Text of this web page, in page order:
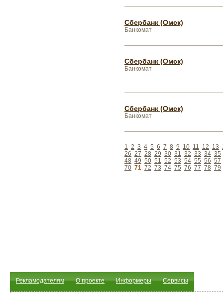
Сбербанк (Омск)
Банкомат
Сбербанк (Омск)
Банкомат
Сбербанк (Омск)
Банкомат
1 2 3 4 5 6 7 8 9 10 11 12 13
26 27 28 29 30 31 32 33 34 35
48 49 50 51 52 53 54 55 56 57
70 71 72 73 74 75 76 77 78 79
Рекламодателям О проекте Информеры Сервисы